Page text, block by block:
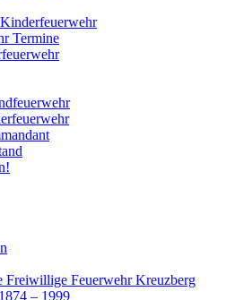
Termine
Freiwillige Feuerwehr Kreuzberg
– 1999